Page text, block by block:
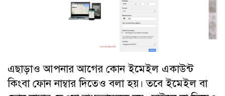
এছাড়াও আপনার আগের কোন ইমেইল একাউন্ট
কিংবা ফোন নাম্বার দিতেও বলা হয়। তবে ইমেইল বা